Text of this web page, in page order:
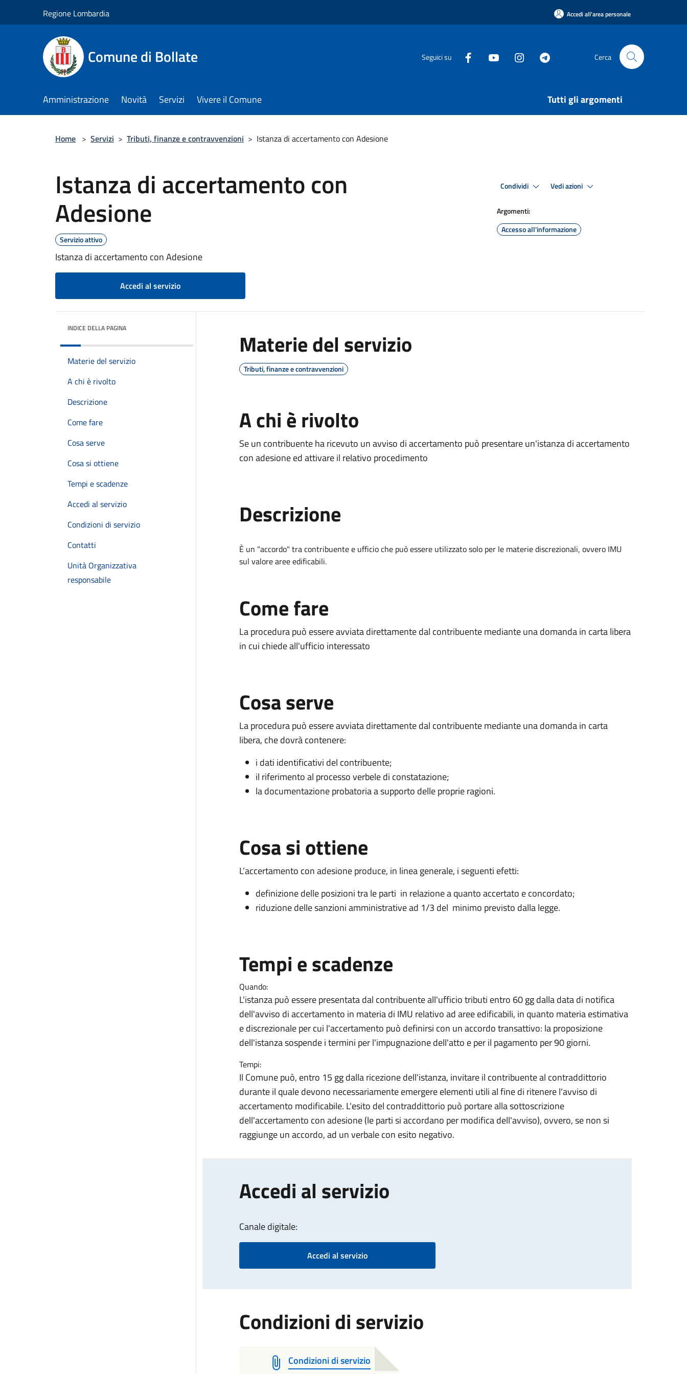
Regione Lombardia Accedi all'area personale
Comune di Bollate Seguici su Cerca
Amministrazione Novità Servizi Vivere il Comune Tutti gli argomenti
Home > Servizi > Tributi, finanze e contravvenzioni > Istanza di accertamento con Adesione
Istanza di accertamento con
Adesione
Servizio attivo
Istanza di accertamento con Adesione
Accedi al servizio
Condividi Vedi azioni
Argomenti:
Accesso all'informazione
INDICE DELLA PAGINA
Materie del servizio
A chi è rivolto
Descrizione
Come fare
Cosa serve
Cosa si ottiene
Tempi e scadenze
Accedi al servizio
Condizioni di servizio
Contatti
Unità Organizzativa
responsabile
Materie del servizio
Tributi, finanze e contravvenzioni
A chi è rivolto
Se un contribuente ha ricevuto un avviso di accertamento può presentare un'istanza di accertamento
con adesione ed attivare il relativo procedimento
Descrizione
È un "accordo" tra contribuente e ufficio che può essere utilizzato solo per le materie discrezionali, ovvero IMU
sul valore aree edificabili.
Come fare
La procedura può essere avviata direttamente dal contribuente mediante una domanda in carta libera
in cui chiede all'ufficio interessato
Cosa serve
La procedura può essere avviata direttamente dal contribuente mediante una domanda in carta
libera, che dovrà contenere:
i dati identificativi del contribuente;
il riferimento al processo verbele di constatazione;
la documentazione probatoria a supporto delle proprie ragioni.
Cosa si ottiene
L’accertamento con adesione produce, in linea generale, i seguenti efetti:
definizione delle posizioni tra le parti in relazione a quanto accertato e concordato;
riduzione delle sanzioni amministrative ad 1/3 del minimo previsto dalla legge.
Tempi e scadenze
Quando:
L'istanza può essere presentata dal contribuente all'ufficio tributi entro 60 gg dalla data di notifica
dell'avviso di accertamento in materia di IMU relativo ad aree edificabili, in quanto materia estimativa
e discrezionale per cui l'accertamento può definirsi con un accordo transattivo: la proposizione
dell'istanza sospende i termini per l'impugnazione dell'atto e per il pagamento per 90 giorni.
Tempi:
Il Comune può, entro 15 gg dalla ricezione dell'istanza, invitare il contribuente al contraddittorio
durante il quale devono necessariamente emergere elementi utili al fine di ritenere l'avviso di
accertamento modificabile. L'esito del contraddittorio può portare alla sottoscrizione
dell'accertamento con adesione (le parti si accordano per modifica dell'avviso), ovvero, se non si
raggiunge un accordo, ad un verbale con esito negativo.
Accedi al servizio
Canale digitale:
Accedi al servizio
Condizioni di servizio
Condizioni di servizio